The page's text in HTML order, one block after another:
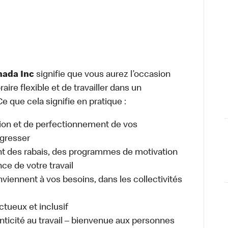
Inc signifie que vous aurez l’occasion
flexible et de travailler dans un
que cela signifie en pratique :
et de perfectionnement de vos
des rabais, des programmes de motivation
de votre travail
à vos besoins, dans les collectivités
et inclusif
au travail – bienvenue aux personnes